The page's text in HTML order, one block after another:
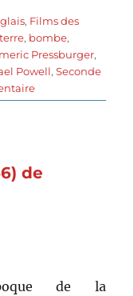
, Films des
, bombe,
Pressburger,
Powell,Seconde
sur
La
de
de
de la